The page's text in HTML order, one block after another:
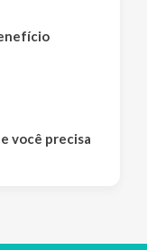
você precisa